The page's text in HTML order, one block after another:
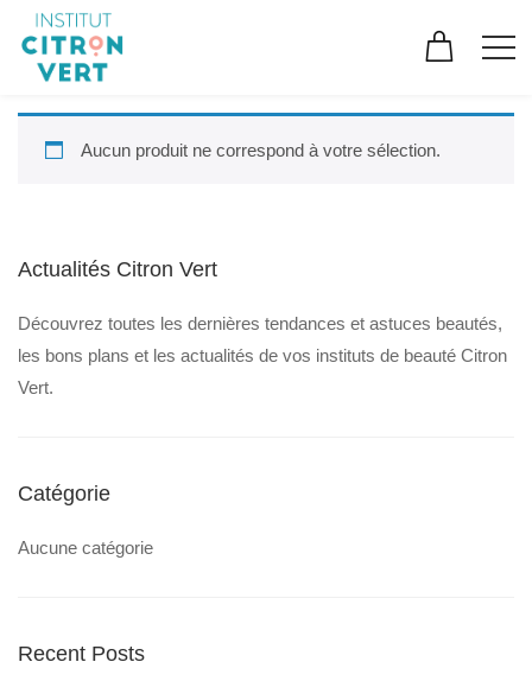
Aucun produit ne correspond à votre sélection.
Actualités Citron Vert
Découvrez toutes les dernières tendances et astuces beautés,
les bons plans et les actualités de vos instituts de beauté Citron
Vert.
Catégorie
Aucune catégorie
Recent Posts